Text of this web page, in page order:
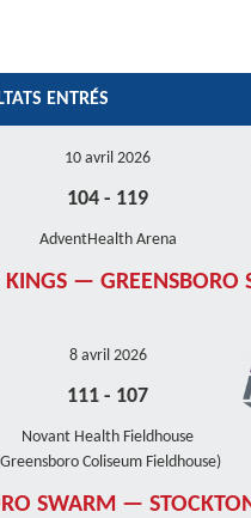
ENTRÉS
10 avril 2026
104 - 119
AdventHealth Arena
KINGS — GREENSBORO
8 avril 2026
111 - 107
Novant Health Fieldhouse
Coliseum Fieldhouse)
SWARM —